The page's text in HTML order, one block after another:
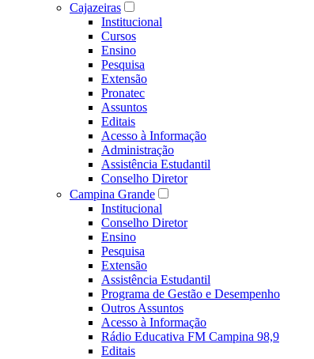
Cajazeiras
Institucional
Cursos
Ensino
Pesquisa
Extensão
Pronatec
Assuntos
Editais
Acesso à Informação
Administração
Assistência Estudantil
Conselho Diretor
Campina Grande
Institucional
Conselho Diretor
Ensino
Pesquisa
Extensão
Assistência Estudantil
Programa de Gestão e Desempenho
Outros Assuntos
Acesso à Informação
Rádio Educativa FM Campina 98,9
Editais